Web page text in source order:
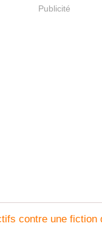
Publicité
contre une fiction